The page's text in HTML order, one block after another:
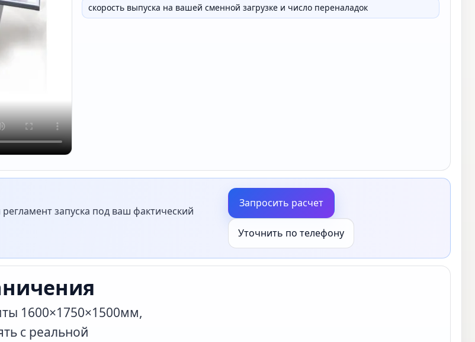
скорость выпуска на вашей сменной загрузке и число переналадок
запуска под ваш фактический
Запросить расчет
Уточнить по телефону
1600×1750×1500мм,
с реальной